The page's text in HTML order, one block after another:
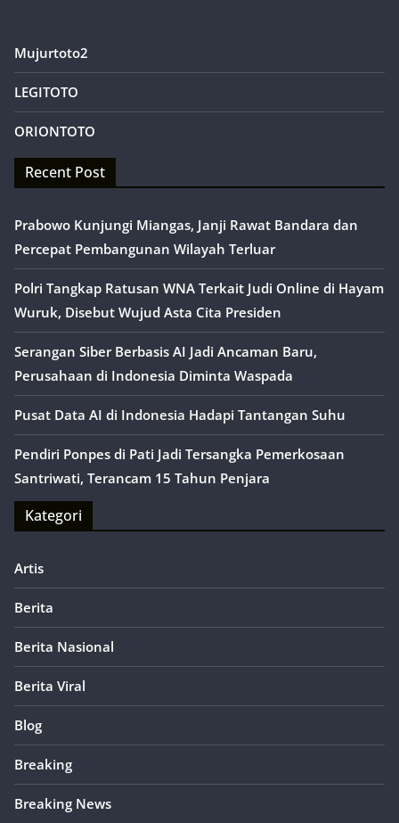
Mujurtoto2
LEGITOTO
ORIONTOTO
Recent Post
Prabowo Kunjungi Miangas, Janji Rawat Bandara dan
Percepat Pembangunan Wilayah Terluar
Polri Tangkap Ratusan WNA Terkait Judi Online di Hayam
Wuruk, Disebut Wujud Asta Cita Presiden
Serangan Siber Berbasis AI Jadi Ancaman Baru,
Perusahaan di Indonesia Diminta Waspada
Pusat Data AI di Indonesia Hadapi Tantangan Suhu
Pendiri Ponpes di Pati Jadi Tersangka Pemerkosaan
Santriwati, Terancam 15 Tahun Penjara
Kategori
Artis
Berita
Berita Nasional
Berita Viral
Blog
Breaking
Breaking News